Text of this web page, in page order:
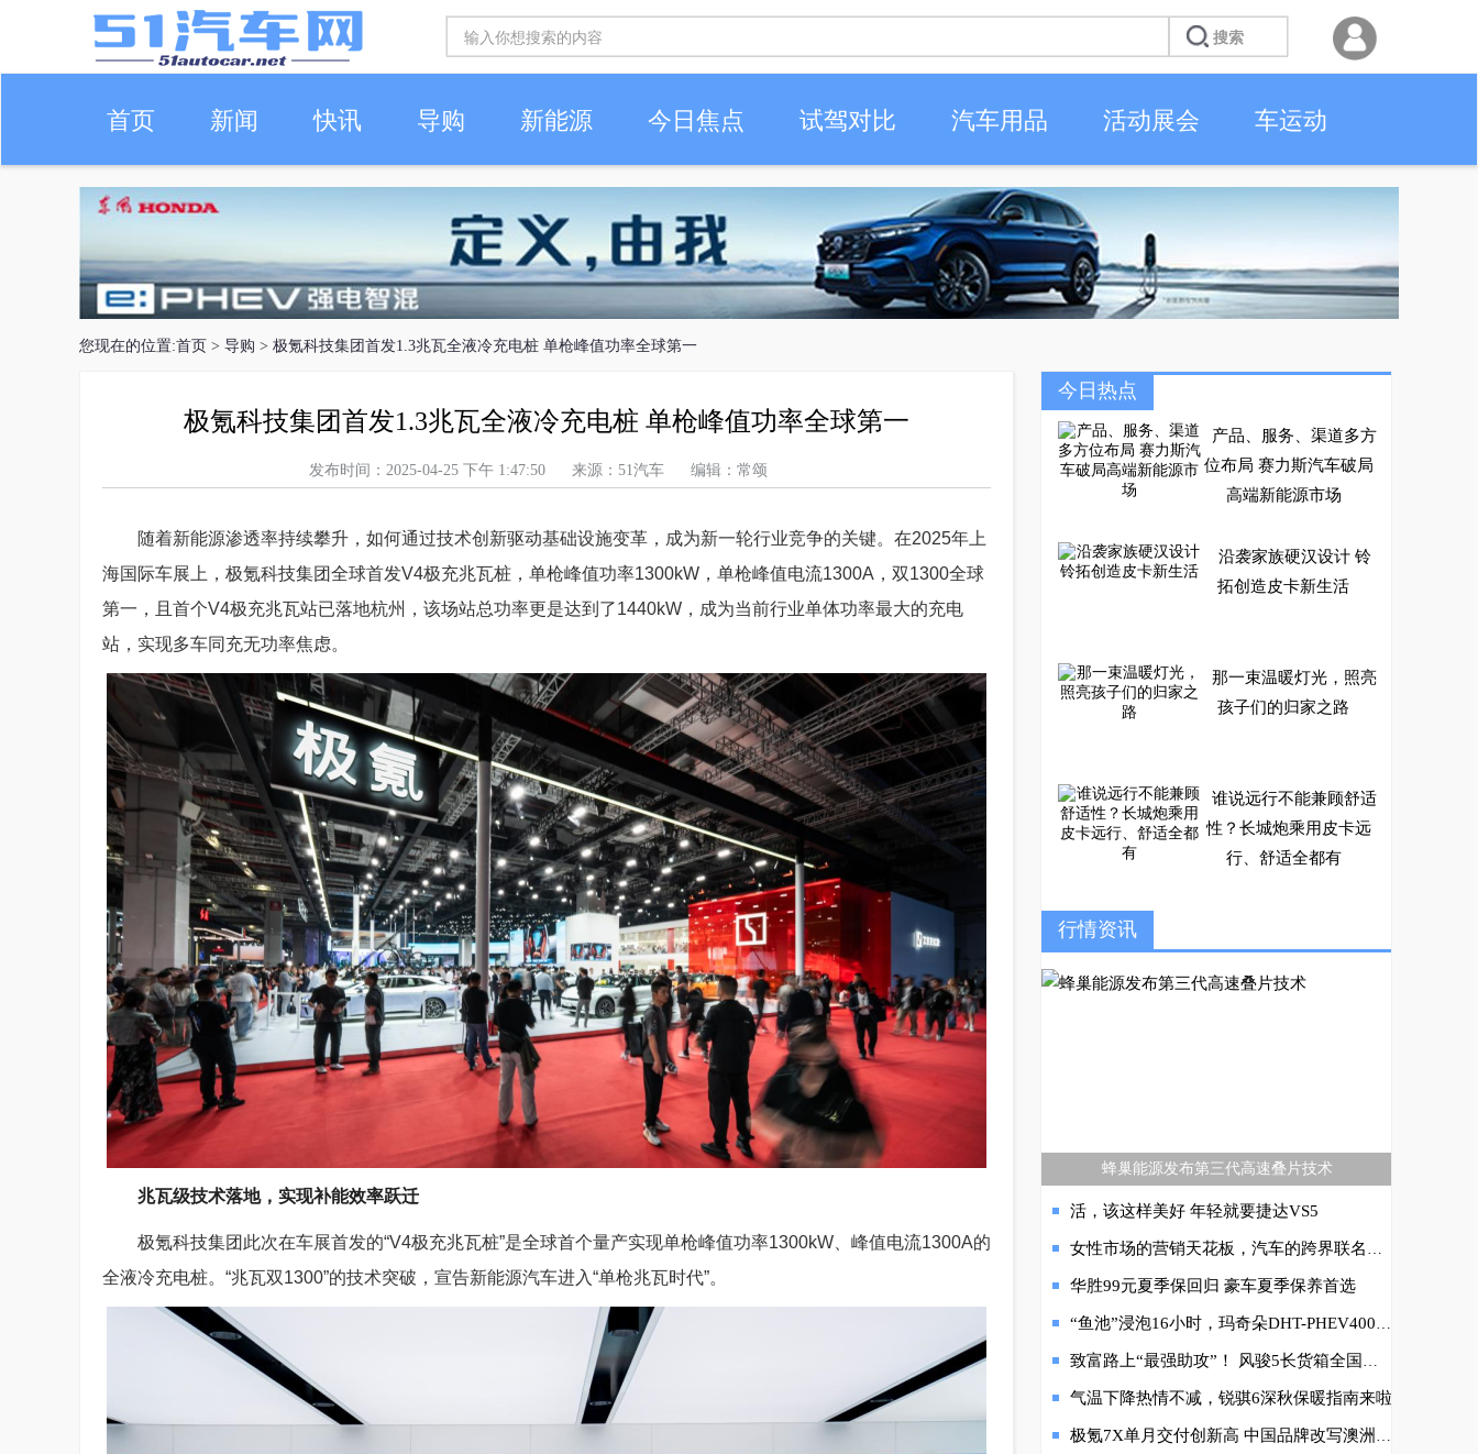
首页 新闻 快讯 导购 新能源 今日焦点 试驾对比 汽车用品 活动展会 车运动
车生活
您现在的位置:首页 > 导购 > 极氪科技集团首发1.3兆瓦全液冷充电桩 单枪峰值功率全球第一
极氪科技集团首发1.3兆瓦全液冷充电桩 单枪峰值功率全球第一
发布时间：2025-04-25 下午 1:47:50 来源：51汽车 编辑：常颂
随着新能源渗透率持续攀升，如何通过技术创新驱动基础设施变革，成为新一轮行业竞争的关键。在2025年上
海国际车展上，极氪科技集团全球首发V4极充兆瓦桩，单枪峰值功率1300kW，单枪峰值电流1300A，双1300全球
第一，且首个V4极充兆瓦站已落地杭州，该场站总功率更是达到了1440kW，成为当前行业单体功率最大的充电
站，实现多车同充无功率焦虑。
兆瓦级技术落地，实现补能效率跃迁
极氪科技集团此次在车展首发的“V4极充兆瓦桩”是全球首个量产实现单枪峰值功率1300kW、峰值电流1300A的
全液冷充电桩。“兆瓦双1300”的技术突破，宣告新能源汽车进入“单枪兆瓦时代”。
今日热点
产品、服务、渠道多方
位布局 赛力斯汽车破局
高端新能源市场
沿袭家族硬汉设计 铃
拓创造皮卡新生活
那一束温暖灯光，照亮
孩子们的归家之路
谁说远行不能兼顾舒适
性？长城炮乘用皮卡远
行、舒适全都有
皮卡用户的舒适省心之
选
行情资讯
蜂巢能源发布第三代高速叠片技术
活，该这样美好 年轻就要捷达VS5
女性市场的营销天花板，汽车的跨界联名原来还能这么玩
华胜99元夏季保回归 豪车夏季保养首选
“鱼池”浸泡16小时，玛奇朵DHT-PHEV400mm涉水深度无惧雨季涉水
致富路上“最强助攻”！ 风骏5长货箱全国联动上市
气温下降热情不减，锐骐6深秋保暖指南来啦
极氪7X单月交付创新高 中国品牌改写澳洲高端纯电竞争格局